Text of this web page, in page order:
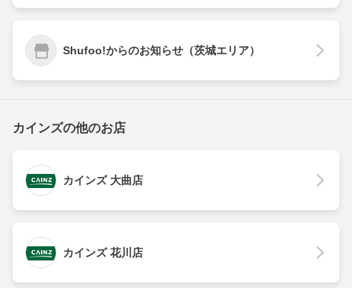
Shufoo!からのお知らせ（茨城エリア）
カインズの他のお店
カインズ 大曲店
カインズ 花川店